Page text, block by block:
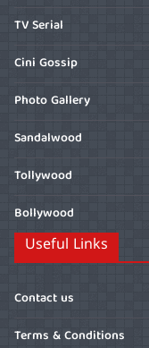
TV Serial
Cini Gossip
Photo Gallery
Sandalwood
Tollywood
Bollywood
Useful Links
Contact us
Terms & Conditions